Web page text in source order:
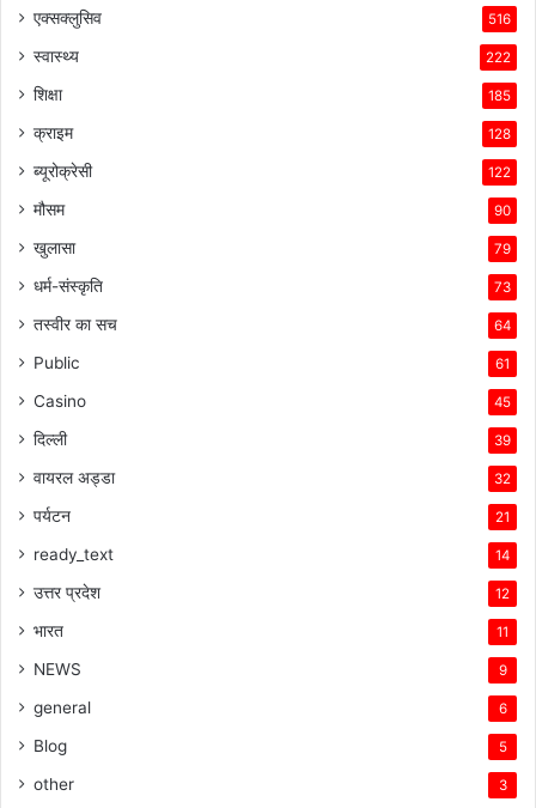
एक्सक्लुसिव 516
स्वास्थ्य 222
शिक्षा 185
क्राइम 128
ब्यूरोक्रेसी 122
मौसम 90
खुलासा 79
धर्म-संस्कृति 73
तस्वीर का सच 64
Public 61
Casino 45
दिल्ली 39
वायरल अड्डा 32
पर्यटन 21
ready_text 14
उत्तर प्रदेश 12
भारत 11
NEWS 9
general 6
Blog 5
other 3